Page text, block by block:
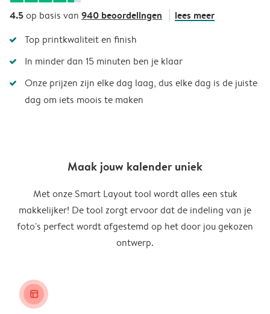
4.5op basis van 940 beoordelingen lees meer
Top printkwaliteit en finish
In minder dan 15 minuten ben je klaar
Onze prijzen zijn elke dag laag, dus elke dag is de juiste
dag om iets moois te maken
Maak jouw kalender uniek
Met onze Smart Layout tool wordt alles een stuk
makkelijker! De tool zorgt ervoor dat de indeling van je
foto's perfect wordt afgestemd op het door jou gekozen
ontwerp.
layout_alt